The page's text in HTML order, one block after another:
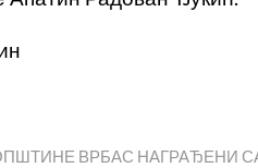
ВРБАС НАГРАЂЕНИ